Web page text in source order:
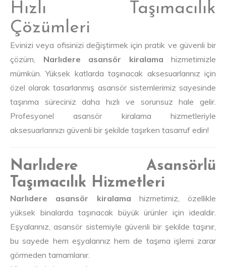
Hızlı Taşımacılık
Çözümleri
Evinizi veya ofisinizi değiştirmek için pratik ve güvenli bir
çözüm, Narlıdere asansör kiralama hizmetimizle
mümkün. Yüksek katlarda taşınacak aksesuarlarınız için
özel olarak tasarlanmış asansör sistemlerimiz sayesinde
taşınma süreciniz daha hızlı ve sorunsuz hale gelir.
Profesyonel asansör kiralama hizmetleriyle
aksesuarlarınızı güvenli bir şekilde taşırken tasarruf edin!
Narlıdere Asansörlü
Taşımacılık Hizmetleri
Narlıdere asansör kiralama hizmetimiz, özellikle
yüksek binalarda taşınacak büyük ürünler için idealdir.
Eşyalarınız, asansör sistemiyle güvenli bir şekilde taşınır,
bu sayede hem eşyalarınız hem de taşıma işlemi zarar
görmeden tamamlanır.